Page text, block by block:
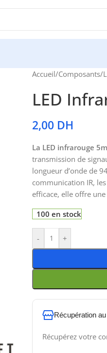
Accueil/Composants/
LED
2,00 DH
La LED infrarouge
transmission de
longueur d’onde de
communication IR,
efficace, elle offre
100 en stock
- +
Récupération
Récupérez votre